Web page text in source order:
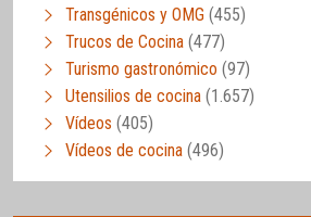
Transgénicos y OMG (455)
Trucos de Cocina (477)
Turismo gastronómico (97)
Utensilios de cocina (1.657)
Vídeos (405)
Vídeos de cocina (496)